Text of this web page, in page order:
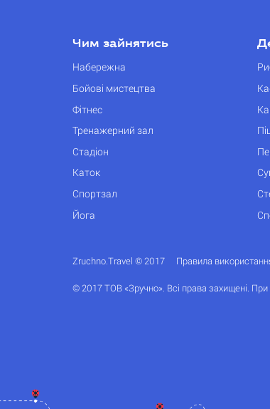
Чим зайнятись
Набережна
Бойові мистецтва
Фітнес
Тренажерний зал
Стадіон
Каток
Спортзал
Йога
Zruchno.Travel © 2017 Правила
© 2017 ТОВ «Зручно». Всі права захищені.